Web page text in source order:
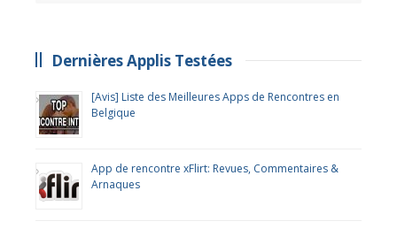
Dernières Applis Testées
[Avis] Liste des Meilleures Apps de Rencontres en
Belgique
App de rencontre xFlirt: Revues, Commentaires &
Arnaques